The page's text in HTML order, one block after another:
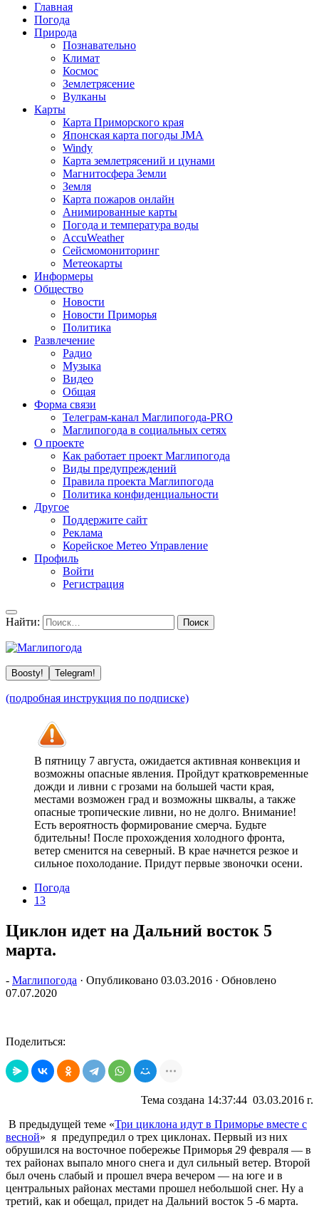
Главная
Погода
Природа
Познавательно
Климат
Космос
Землетрясение
Вулканы
Карты
Карта Приморского края
Японская карта погоды JMA
Windy
Карта землетрясений и цунами
Магнитосфера Земли
Земля
Карта пожаров онлайн
Анимированные карты
Погода и температура воды
AccuWeather
Сейсмомониторинг
Метеокарты
Информеры
Общество
Новости
Новости Приморья
Политика
Развлечение
Радио
Музыка
Видео
Общая
Форма связи
Телеграм-канал Маглипогода-PRO
Маглипогода в социальных сетях
О проекте
Как работает проект Маглипогода
Виды предупреждений
Правила проекта Маглипогода
Политика конфиденциальности
Другое
Поддержите сайт
Реклама
Корейское Метео Управление
Профиль
Войти
Регистрация
Найти:
Boosty! Telegram!
(подробная инструкция по подписке)
В пятницу 7 августа, ожидается активная конвекция и
возможны опасные явления. Пройдут кратковременные
дожди и ливни с грозами на большей части края,
местами возможен град и возможны шквалы, а также
опасные тропические ливни, но не долго. Внимание!
Есть вероятность формирование смерча. Будьте
бдительны! После прохождения холодного фронта,
ветер сменится на северный. В крае начнется резкое и
сильное похолодание. Придут первые звоночки осени.
Погода
13
Циклон идет на Дальний восток 5
марта.
- Маглипогода · Опубликовано 03.03.2016 · Обновлено
07.07.2020
Поделиться:
Тема создана 14:37:44 03.03.2016 г.
В предыдущей теме «Три циклона идут в Приморье вместе с
весной» я предупредил о трех циклонах. Первый из них
обрушился на восточное побережье Приморья 29 февраля — в
тех районах выпало много снега и дул сильный ветер. Второй
был очень слабый и прошел вчера вечером — на юге и в
центральных районах местами прошел небольшой снег. Ну а
третий, как и обещал, придет на Дальний восток 5 -6 марта.